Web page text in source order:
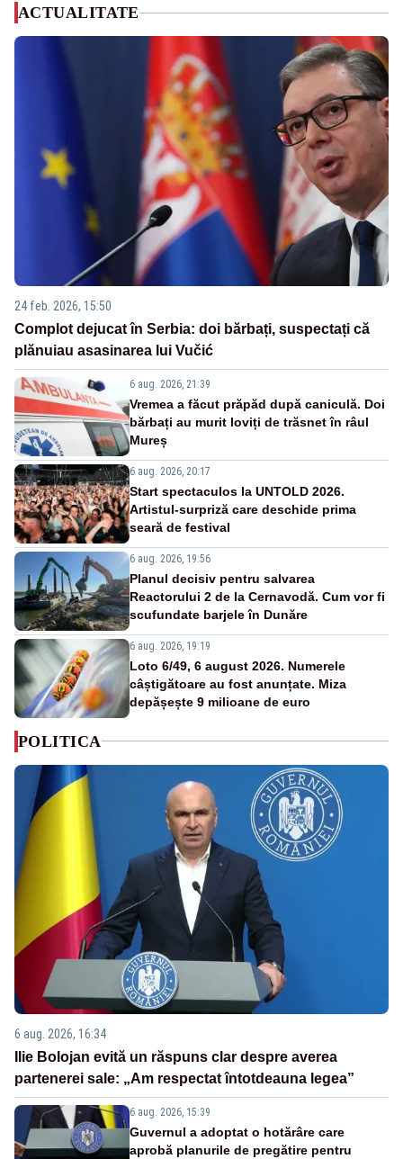
ACTUALITATE
24 feb. 2026, 15:50
Complot dejucat în Serbia: doi bărbați, suspectați că
plănuiau asasinarea lui Vučić
6 aug. 2026, 21:39
Vremea a făcut prăpăd după caniculă. Doi
bărbați au murit loviți de trăsnet în râul
Mureș
6 aug. 2026, 20:17
Start spectaculos la UNTOLD 2026.
Artistul-surpriză care deschide prima
seară de festival
6 aug. 2026, 19:56
Planul decisiv pentru salvarea
Reactorului 2 de la Cernavodă. Cum vor fi
scufundate barjele în Dunăre
6 aug. 2026, 19:19
Loto 6/49, 6 august 2026. Numerele
câștigătoare au fost anunțate. Miza
depășește 9 milioane de euro
POLITICA
6 aug. 2026, 16:34
Ilie Bolojan evită un răspuns clar despre averea
partenerei sale: „Am respectat întotdeauna legea”
6 aug. 2026, 15:39
Guvernul a adoptat o hotărâre care
aprobă planurile de pregătire pentru